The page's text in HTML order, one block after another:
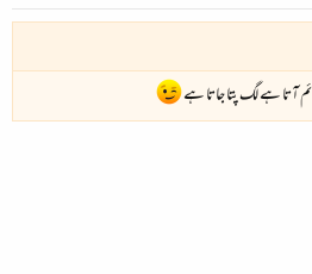
آتا ہے لگ پتا جاتا ہے